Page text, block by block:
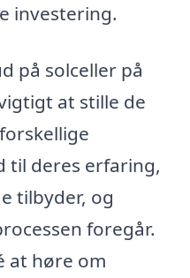
investering.
på solceller på
at stille de
til deres erfaring,
tilbyder, og
foregår.
at høre om